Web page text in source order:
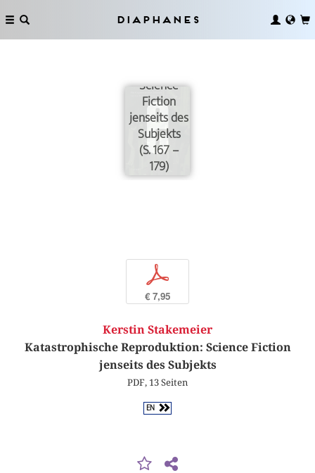
Diaphanes
Science
Fiction
jenseits des
Subjekts
(S. 167 –
179)
p
€ 7,95
Kerstin Stakemeier
Katastrophische Reproduktion: Science Fiction
jenseits des Subjekts
PDF, 13 Seiten
EN